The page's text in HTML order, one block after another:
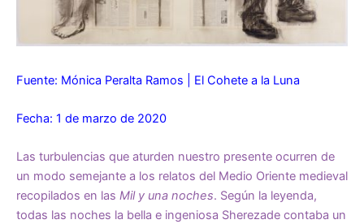
Fuente: Mónica Peralta Ramos | El Cohete a la Luna
Fecha: 1 de marzo de 2020
Las turbulencias que aturden nuestro presente ocurren de
un modo semejante a los relatos del Medio Oriente medieval
recopilados en las Mil y una noches. Según la leyenda,
todas las noches la bella e ingeniosa Sherezade contaba un